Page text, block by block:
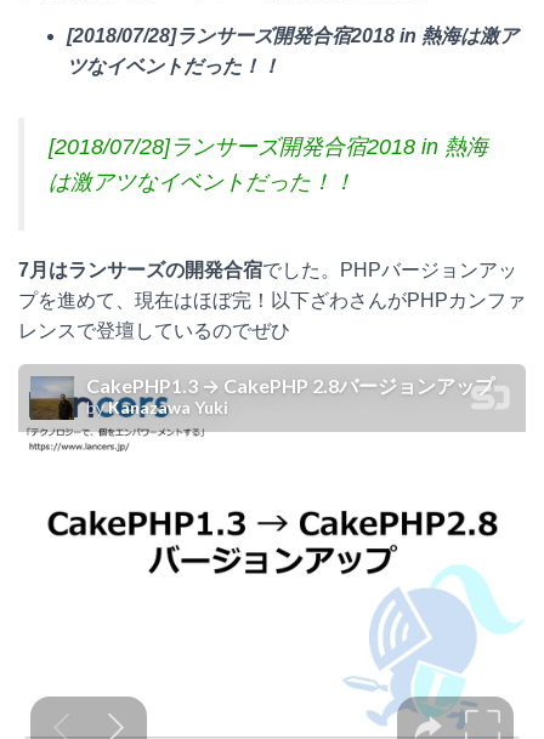
[2018/07/28]ランサーズ開発合宿2018 in 熱海は激ア
ツなイベントだった！！
[2018/07/28]ランサーズ開発合宿2018 in 熱海
は激アツなイベントだった！！
7月はランサーズの開発合宿でした。PHPバージョンアッ
プを進めて、現在はほぼ完！以下ざわさんがPHPカンファ
レンスで登壇しているのでぜひ